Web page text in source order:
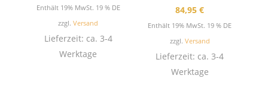
Enthält 19% MwSt. 19 % DE
zzgl.Versand
Lieferzeit: ca. 3-4
Werktage
84,95€
Enthält 19% MwSt. 19 % DE
zzgl. Versand
Lieferzeit: ca. 3-4
Werktage